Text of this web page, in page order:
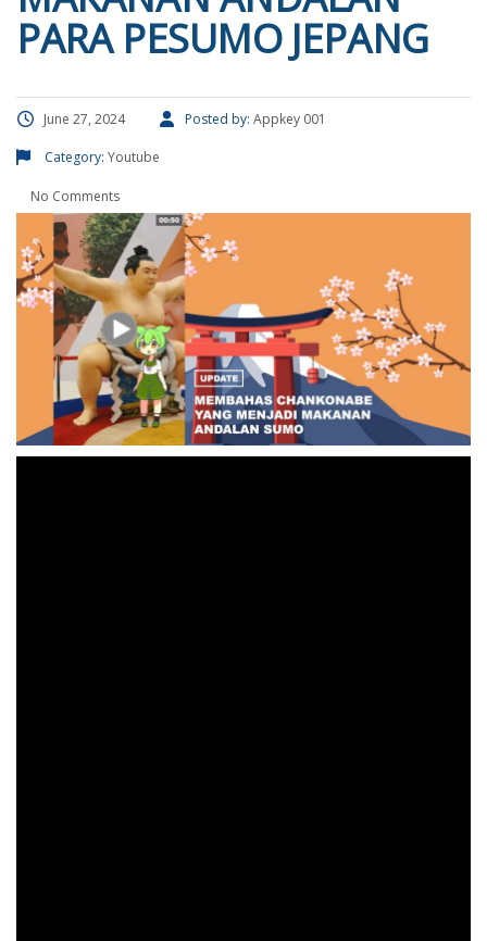
PARA PESUMO JEPANG
June 27, 2024 Posted by: Appkey 001
Category: Youtube
No Comments